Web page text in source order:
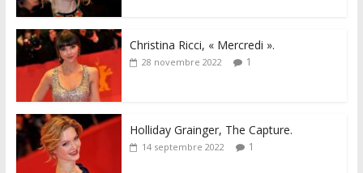
Christina Ricci, « Mercredi ».
28 novembre 2022 1
Holliday Grainger, The Capture.
14 septembre 2022 1